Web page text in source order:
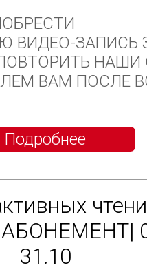
ВИДЕО-ЗАПИСЬ
ВАМ ПОСЛЕ
Подробнее
31.10